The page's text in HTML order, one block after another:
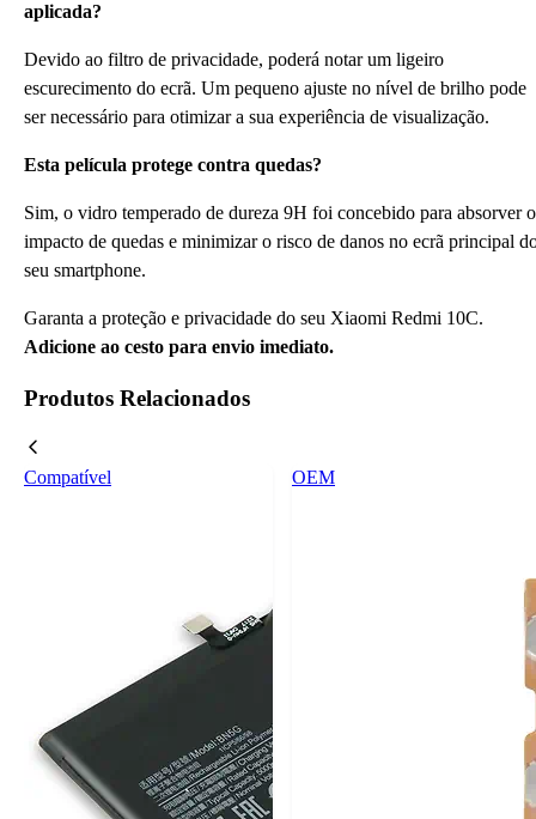
aplicada?
Devido ao filtro de privacidade, poderá notar um ligeiro
escurecimento do ecrã. Um pequeno ajuste no nível de brilho pode
ser necessário para otimizar a sua experiência de visualização.
Esta película protege contra quedas?
Sim, o vidro temperado de dureza 9H foi concebido para absorver o
impacto de quedas e minimizar o risco de danos no ecrã principal
seu smartphone.
Garanta a proteção e privacidade do seu Xiaomi Redmi 10C.
Adicione ao cesto para envio imediato.
Produtos Relacionados
Compatível OEM